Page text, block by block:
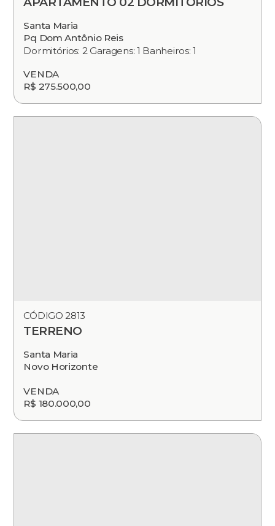
Santa Maria
Pq Dom Antônio Reis
Dormitórios: 2 Garagens: 1 Banheiros: 1
VENDA
R$ 275.500,00
CÓDIGO 2813
TERRENO
Santa Maria
Novo Horizonte
VENDA
R$ 180.000,00